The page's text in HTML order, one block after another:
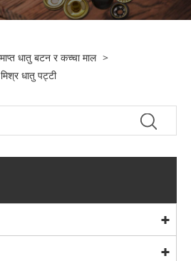
धातु बटन र कच्चा माल >
धातु पट्टी